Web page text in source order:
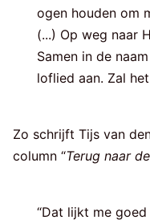
ogen houden om
(...) Op weg naar
Samen in de
loflied aan. Zal
Zo schrijft Tijs van
column “Terug naar
“Dat lijkt me